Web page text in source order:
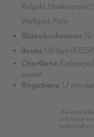
Rotgold, Haselnussgold
Weißgold, Platin
Blütendurchmesser:
Besatz:1 Brillant
Oberfläche: Einfarbige
eismatt
Ringschiene:1,7 mm
„Aus echter
ich Schmuck
Leidenschaft zu